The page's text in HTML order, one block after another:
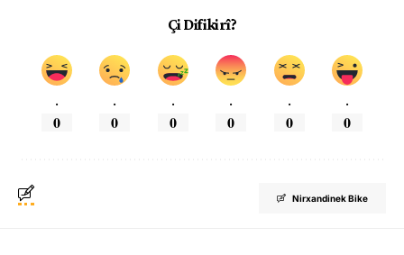
Çi Difikirî?
.
0
.
0
.
0
.
0
.
0
.
0
Nirxandinek Bike